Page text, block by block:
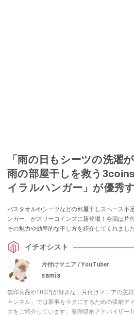
「雨の日もシーツの洗濯
雨の部屋干しを救う
イラルハンガー」が優秀
バスタオルやシーツなどの部屋干しスペース不
ンガー」がスリーコインズに新登場！今回は片
その魅力や効率的な干し方を紹介してくれました
イチオシスト
片付けマニア / YouTuber
samia
無印良品や100均が好きな、片付けマニアの主
ャンネル」では家事をラクにするための収納ア
ズをご紹介しています。整理収納アドバイザー